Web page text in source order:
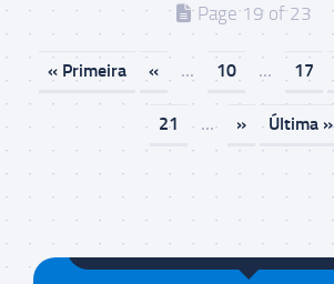
Page 19 of 23
« Primeira « ... 10 ... 17
21 ... » Última »
Maison da Silva